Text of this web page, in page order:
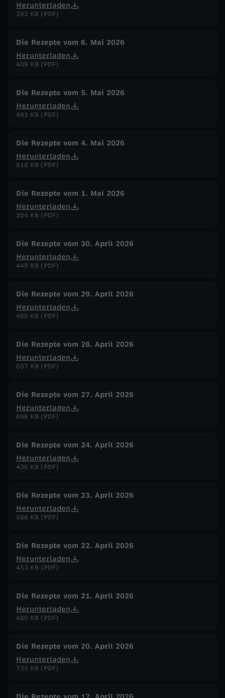
Herunterladen
392 KB (PDF)
Die Rezepte vom 6. Mai 2026
Herunterladen
409 KB (PDF)
Die Rezepte vom 5. Mai 2026
Herunterladen
491 KB (PDF)
Die Rezepte vom 4. Mai 2026
Herunterladen
618 KB (PDF)
Die Rezepte vom 1. Mai 2026
Herunterladen
204 KB (PDF)
Die Rezepte vom 30. April 2026
Herunterladen
449 KB (PDF)
Die Rezepte vom 29. April 2026
Herunterladen
460 KB (PDF)
Die Rezepte vom 28. April 2026
Herunterladen
607 KB (PDF)
Die Rezepte vom 27. April 2026
Herunterladen
696 KB (PDF)
Die Rezepte vom 24. April 2026
Herunterladen
436 KB (PDF)
Die Rezepte vom 23. April 2026
Herunterladen
588 KB (PDF)
Die Rezepte vom 22. April 2026
Herunterladen
453 KB (PDF)
Die Rezepte vom 21. April 2026
Herunterladen
480 KB (PDF)
Die Rezepte vom 20. April 2026
Herunterladen
735 KB (PDF)